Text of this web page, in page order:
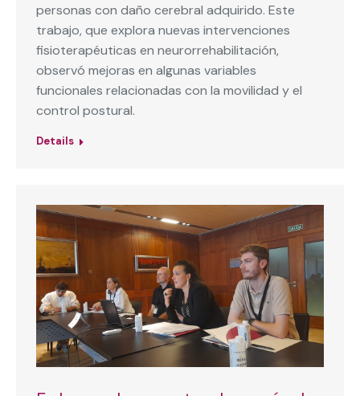
personas con daño cerebral adquirido. Este
trabajo, que explora nuevas intervenciones
fisioterapéuticas en neurorrehabilitación,
observó mejoras en algunas variables
funcionales relacionadas con la movilidad y el
control postural.
Details